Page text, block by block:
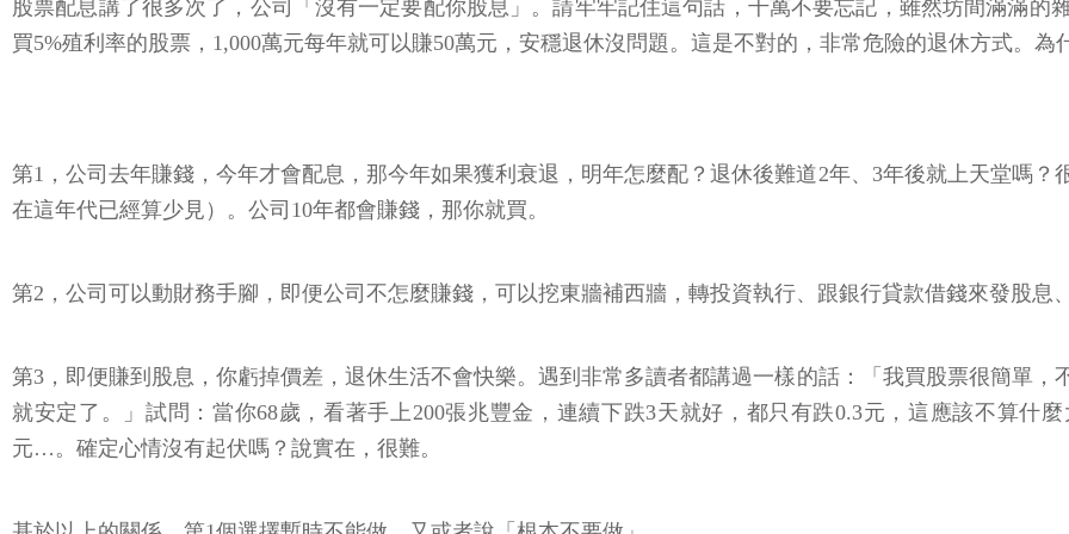
股票配息講了很多次了，公司「沒有一定要配你股息」。請牢牢記住這句話，千萬不要忘記，雖然坊間滿滿的
買5%殖利率的股票，1,000萬元每年就可以賺50萬元，安穩退休沒問題。這是不對的，非常危險的退休方式。
第1，公司去年賺錢，今年才會配息，那今年如果獲利衰退，明年怎麼配？退休後難道2年、3年後就上天堂嗎
在這年代已經算少見）。公司10年都會賺錢，那你就買。
第2，公司可以動財務手腳，即便公司不怎麼賺錢，可以挖東牆補西牆，轉投資執行、跟銀行貸款借錢來發股息
第3，即便賺到股息，你虧掉價差，退休生活不會快樂。遇到非常多讀者都講過一樣的話：「我買股票很簡單
就安定了。」試問：當你68歲，看著手上200張兆豐金，連續下跌3天就好，都只有跌0.3元，這應該不算什
元…。確定心情沒有起伏嗎？說實在，很難。